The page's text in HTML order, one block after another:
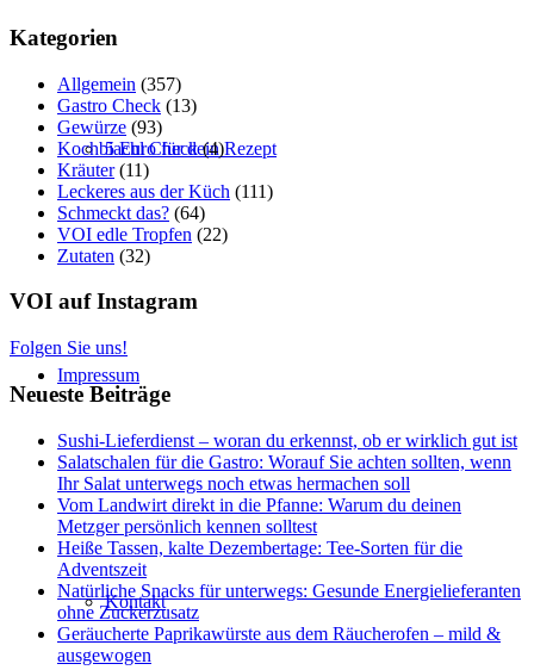
5 Euro für dein Rezept
Impressum
Kontakt
Kategorien
Allgemein (357)
Gastro Check (13)
Gewürze (93)
Kochbiachl Check(4)
Kräuter(11)
Leckeres aus der Küch (111)
Schmeckt das? (64)
VOI edle Tropfen (22)
Zutaten (32)
VOI auf Instagram
Folgen Sie uns!
Neueste Beiträge
Sushi-Lieferdienst – woran du erkennst, ob er wirklich gut ist
Salatschalen für die Gastro: Worauf Sie achten sollten, wenn
Ihr Salat unterwegs noch etwas hermachen soll
Vom Landwirt direkt in die Pfanne: Warum du deinen
Metzger persönlich kennen solltest
Heiße Tassen, kalte Dezembertage: Tee-Sorten für die
Adventszeit
Natürliche Snacks für unterwegs: Gesunde Energielieferanten
ohne Zuckerzusatz
Geräucherte Paprikawürste aus dem Räucherofen – mild &
ausgewogen